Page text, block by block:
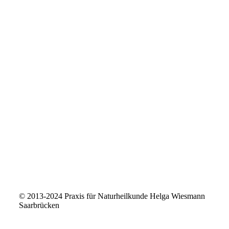
© 2013-2024 Praxis für Naturheilkunde Helga Wiesmann
Saarbrücken